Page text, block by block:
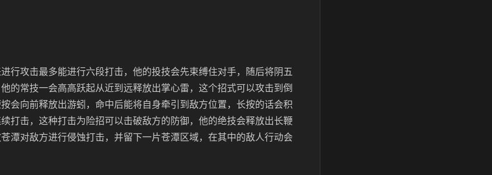
行攻击最多能进行六段打击，他的投技会先束缚住对手，随后将阴五
的常技一会高高跃起从近到远释放出掌心雷，这个招式可以攻击到倒
会向前释放出游蚓，命中后能将自身牵引到敌方位置，长按的话会积
打击，这种打击为险招可以击破敌方的防御，他的绝技会释放出长鞭
潭对敌方进行侵蚀打击，并留下一片苍潭区域，在其中的敌人行动会